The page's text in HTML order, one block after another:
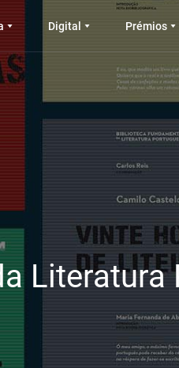
Digital Prémios
Literatura